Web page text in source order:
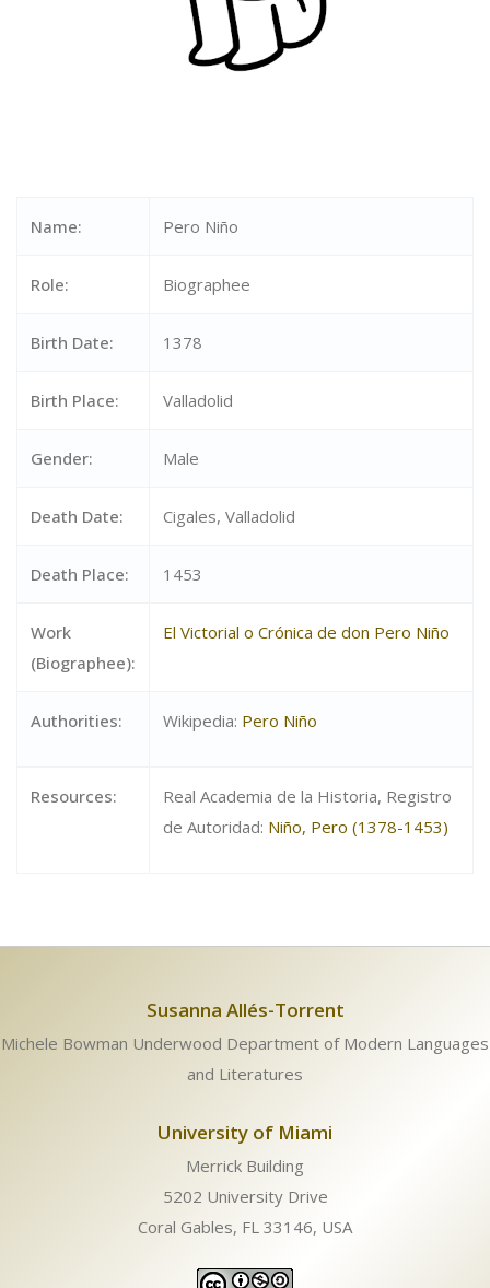
Name: Pero Niño
Role: Biographee
Birth Date: 1378
Birth Place: Valladolid
Gender: Male
Death Date: Cigales, Valladolid
Death Place: 1453
Work
(Biographee):
El Victorial o Crónica de don Pero Niño
Authorities: Wikipedia: Pero Niño
Resources:
Real Academia de la Historia, Registro
de Autoridad: Niño, Pero (1378-1453)
Susanna Allés-Torrent
Michele Bowman Underwood Department of Modern Languages
and Literatures
University of Miami
Merrick Building
5202 University Drive
Coral Gables, FL 33146, USA